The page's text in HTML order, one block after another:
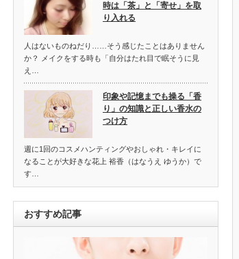
時は「茶」と「寄せ」を取
り入れる
人はないものねだり……そう感じたことはありません
か？ メイクをする時も「自分はたれ目で眠そうに見
え…
印象や記憶までも操る「香
り」の知識と正しい香水の
つけ方
週に1回のコスメハンティングやおしゃれ・キレイに
なることが大好きな花上 裕香（はなうえ ゆうか）で
す…
おすすめ記事